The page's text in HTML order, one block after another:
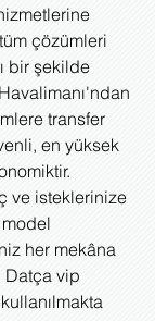
çözümleri
bir şekilde
transfer
en yüksek
ve isteklerinize
her mekâna
Datça vip